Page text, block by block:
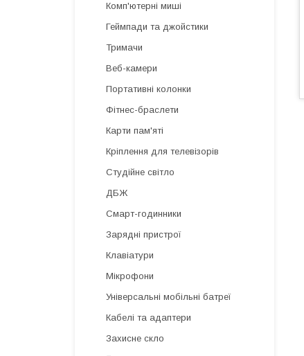
Комп'ютерні миші
Геймпади та джойстики
Тримачи
Веб-камери
Портативні колонки
Фітнес-браслети
Карти пам'яті
Кріплення для телевізорів
Студійне світло
ДБЖ
Смарт-годинники
Зарядні пристрої
Клавіатури
Мікрофони
Універсальні мобільні батреї
Кабелі та адаптери
Захисне скло